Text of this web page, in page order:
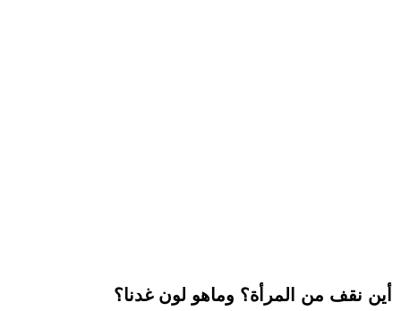
أين نقف من المرأة؟ وماهو لون غدنا؟